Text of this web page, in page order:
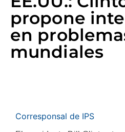
propone
en
mundiales
Corresponsal de IPS